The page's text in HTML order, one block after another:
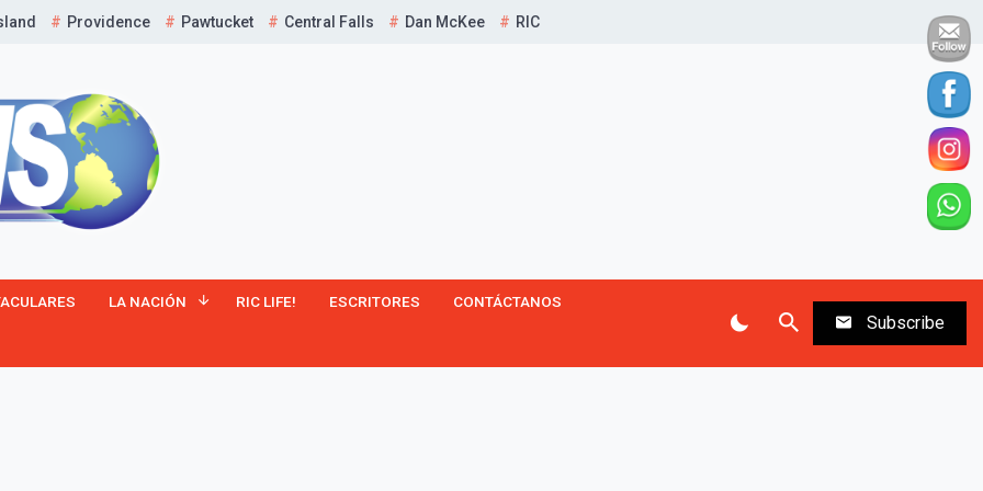
Providence Pawtucket Central Falls Dan McKee RIC
LA NACIÓN RIC LIFE! ESCRITORES CONTÁCTANOS
Subscribe
¡Suscríbete y Vive la
Experiencia!